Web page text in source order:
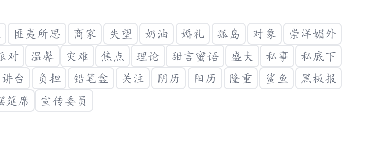
匪夷所思 商家 失望 奶油 婚礼 孤岛 对象
崇洋媚外
对 温馨 灾难 焦点 理论 甜言蜜语 盛大 私事
私底下
讲台 负担 铅笔盒 关注 阴历 阳历 隆重 鲨鱼
黑板报
筵席 宣传委员